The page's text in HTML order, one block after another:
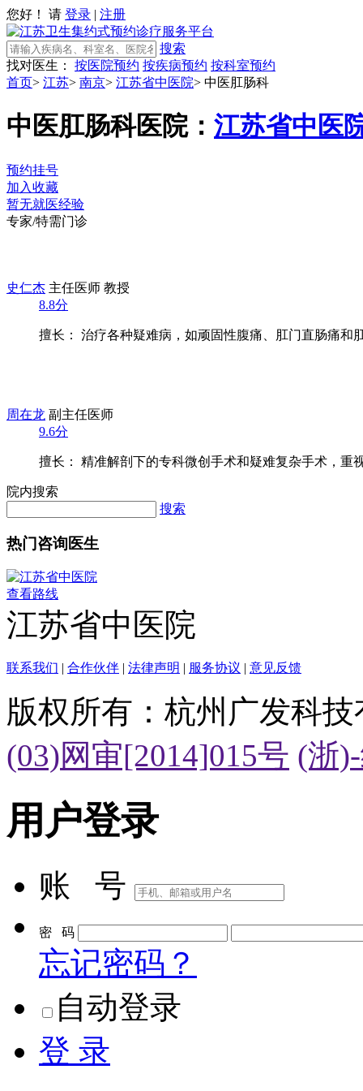
您好！ 请 登录 | 注册
搜索
找对医生：
按医院预约 按疾病预约 按科室预约
首页> 江苏> 南京> 江苏省中医院> 中医肛肠科
中医肛肠科医院： 江苏省中医
预约挂号
加入收藏
暂无就医经验
专家/特需门诊
史仁杰 主任医师 教授
8.8分
擅长： 治疗各种疑难病，如顽固性腹痛、肛门直肠痛和
周在龙 副主任医师
9.6分
擅长： 精准解剖下的专科微创手术和疑难复杂手术，重
院内搜索
搜索
热门咨询医生
查看路线
江苏省中医院
联系我们 | 合作伙伴 | 法律声明 | 服务协议 | 意见反馈
版权所有：杭州广发科
(03)网审[2014]015号 (浙
用户登录
账 号
密 码
忘记密码？
自动登录
登 录